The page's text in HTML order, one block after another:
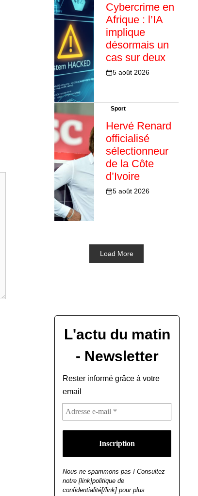
Cybercrime en
Afrique : l’IA
implique
désormais un
cas sur deux
5 août 2026
Sport
Hervé Renard
officialisé
sélectionneur
de la Côte
d’Ivoire
5 août 2026
Load More
L'actu du matin
- Newsletter
Rester informé grâce à votre
email
Nous ne spammons pas ! Consultez
notre [link]politique de
confidentialité[/link] pour plus